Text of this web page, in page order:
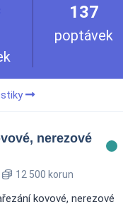
137
poptávek
nerezové
12 500 korun
kovové, nerezové